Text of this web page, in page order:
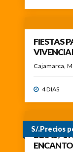
FIESTAS PATRIAS CAJAMARCA
Cajamarca
4 DIAS
S/.Precios
2 DIAS / 1
ENCANTO